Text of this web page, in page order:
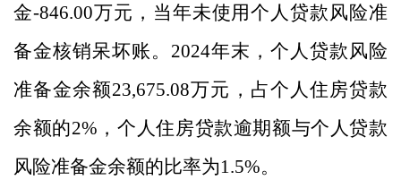
金-846.00万元，当年未使用个人贷款风险准
备金核销呆坏账。 2024年末，个人贷款风险
准备金余额23,675.08万元，占个人住房贷款
余额的2% ，个人住房贷款逾期额与个人贷款
风险准备金余额的比率为1.5%。